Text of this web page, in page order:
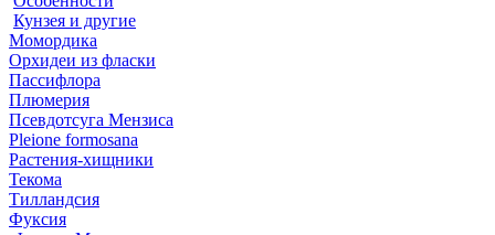
Кунзея и другие
Момордика
Орхидеи из фласки
Пассифлора
Плюмерия
Псевдотсуга Мензиса
Pleione formosana
Растения-хищники
Текома
Тилландсия
Фуксия